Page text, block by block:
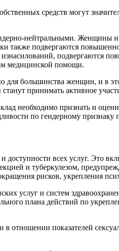
средств могут
нейтральными. Женщины
также подвергаются
подвергаются
медицинской помощи.
большинства женщин, и в
принимать активное
необходимо признать и
по гендерному
всех услуг. Это
и туберкулезом,
рисков, укрепления
услуг и систем
плана действий по
отношении показателей